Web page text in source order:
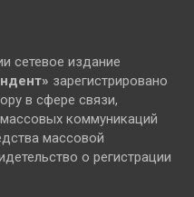
сетевое издание
зарегистрировано
в сфере связи,
коммуникаций
массовой
о регистрации